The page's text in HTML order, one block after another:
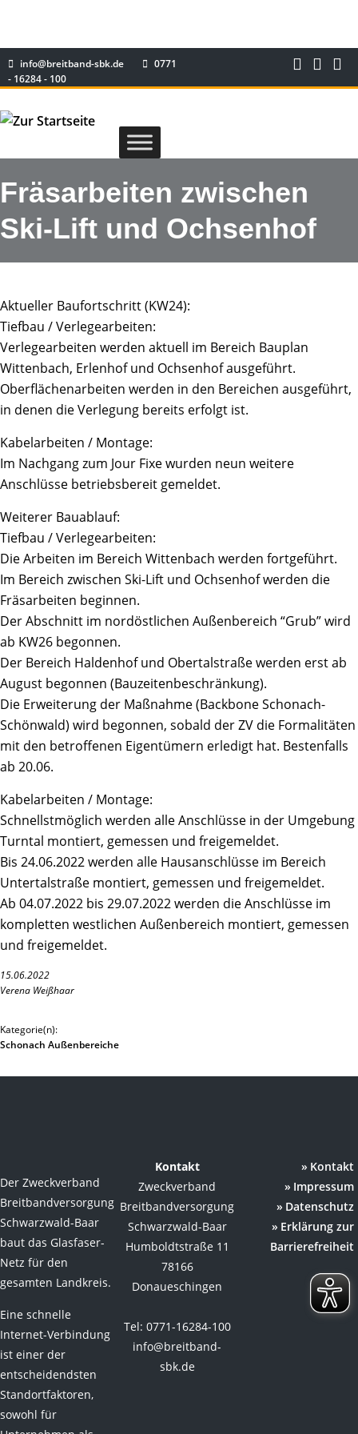
info@breitband-sbk.de
0771
- 16284 - 100
Fräsarbeiten zwischen
Ski-Lift und Ochsenhof
Aktueller Baufortschritt (KW24):
Tiefbau / Verlegearbeiten:
Verlegearbeiten werden aktuell im Bereich Bauplan
Wittenbach, Erlenhof und Ochsenhof ausgeführt.
Oberflächenarbeiten werden in den Bereichen ausgeführt,
in denen die Verlegung bereits erfolgt ist.
Kabelarbeiten / Montage:
Im Nachgang zum Jour Fixe wurden neun weitere
Anschlüsse betriebsbereit gemeldet.
Weiterer Bauablauf:
Tiefbau / Verlegearbeiten:
Die Arbeiten im Bereich Wittenbach werden fortgeführt.
Im Bereich zwischen Ski-Lift und Ochsenhof werden die
Fräsarbeiten beginnen.
Der Abschnitt im nordöstlichen Außenbereich “Grub” wird
ab KW26 begonnen.
Der Bereich Haldenhof und Obertalstraße werden erst ab
August begonnen (Bauzeitenbeschränkung).
Die Erweiterung der Maßnahme (Backbone Schonach-
Schönwald) wird begonnen, sobald der ZV die Formalitäten
mit den betroffenen Eigentümern erledigt hat. Bestenfalls
ab 20.06.
Kabelarbeiten / Montage:
Schnellstmöglich werden alle Anschlüsse in der Umgebung
Turntal montiert, gemessen und freigemeldet.
Bis 24.06.2022 werden alle Hausanschlüsse im Bereich
Untertalstraße montiert, gemessen und freigemeldet.
Ab 04.07.2022 bis 29.07.2022 werden die Anschlüsse im
kompletten westlichen Außenbereich montiert, gemessen
und freigemeldet.
15.06.2022
Verena Weißhaar
Kategorie(n):
Schonach Außenbereiche
Der Zweckverband
Breitbandversorgung
Schwarzwald-Baar
baut das Glasfaser-
Netz für den
gesamten Landkreis.
Eine schnelle
Internet-Verbindung
ist einer der
entscheidendsten
Standortfaktoren,
sowohl für
Kontakt
Zweckverband
Breitbandversorgung
Schwarzwald-Baar
Humboldtstraße 11
78166
Donaueschingen
Tel: 0771-16284-100
info@breitband-
sbk.de
Kontakt
Impressum
Datenschutz
Erklärung zur
Barrierefreiheit